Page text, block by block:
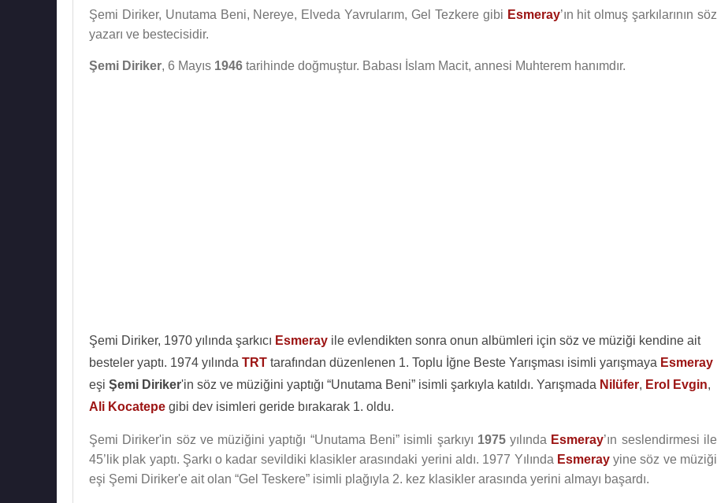
Şemi Diriker, Unutama Beni, Nereye, Elveda Yavrularım, Gel Tezkere gibi Esmeray’ın hit olmuş şarkılarının söz
yazarı ve bestecisidir.
Şemi Diriker, 6 Mayıs 1946 tarihinde doğmuştur. Babası İslam Macit, annesi Muhterem hanımdır.
Şemi Diriker, 1970 yılında şarkıcı Esmeray ile evlendikten sonra onun albümleri için söz ve müziği kendine ait
besteler yaptı. 1974 yılında TRT tarafından düzenlenen 1. Toplu İğne Beste Yarışması isimli yarışmaya Esmeray
eşi Şemi Diriker'in söz ve müziğini yaptığı “Unutama Beni” isimli şarkıyla katıldı. Yarışmada Nilüfer, Erol Evgin,
Ali Kocatepe gibi dev isimleri geride bırakarak 1. oldu.
Şemi Diriker'in söz ve müziğini yaptığı “Unutama Beni” isimli şarkıyı 1975yılında Esmeray’ın seslendirmesi ile
45’lik plak yaptı. Şarkı o kadar sevildiki klasikler arasındaki yerini aldı. 1977 Yılında Esmerayyine söz ve müziği
eşi Şemi Diriker'e ait olan “Gel Teskere” isimli plağıyla 2. kez klasikler arasında yerini almayı başardı.